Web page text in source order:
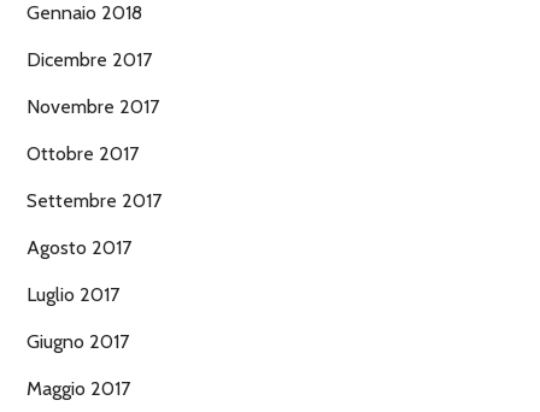
Gennaio 2018
Dicembre 2017
Novembre 2017
Ottobre 2017
Settembre 2017
Agosto 2017
Luglio 2017
Giugno 2017
Maggio 2017